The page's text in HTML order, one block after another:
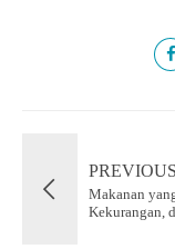
PREVIOUS
Makanan
Kekurangan,